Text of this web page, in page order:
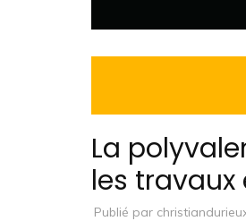
La
les
Publié par